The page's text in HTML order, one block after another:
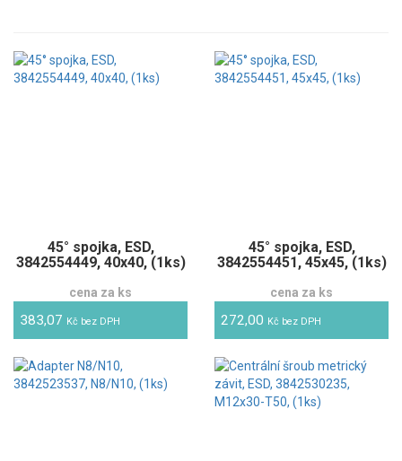
45° spojka, ESD,
3842554449, 40x40, (1ks)
cena za ks
383,07 Kč bez DPH
45° spojka, ESD,
3842554451, 45x45, (1ks)
cena za ks
272,00 Kč bez DPH